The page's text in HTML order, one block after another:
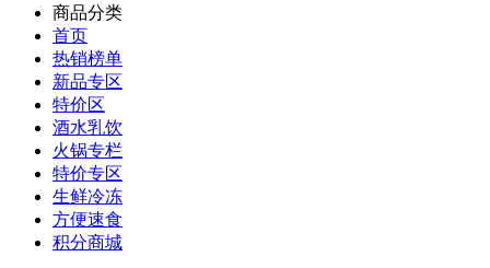
商品分类
首页
热销榜单
新品专区
特价区
酒水乳饮
火锅专栏
特价专区
生鲜冷冻
方便速食
积分商城